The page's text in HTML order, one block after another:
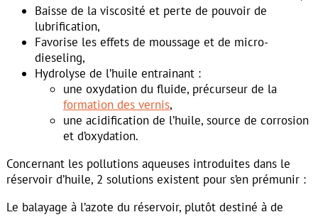
Baisse de la viscosité et perte de pouvoir de
lubrification,
Favorise les effets de moussage et de micro-
dieseling,
Hydrolyse de l’huile entrainant :
une oxydation du fluide, précurseur de la
formation des vernis,
une acidification de l’huile, source de corrosion
et d’oxydation.
Concernant les pollutions aqueuses introduites dans le
réservoir d’huile, 2 solutions existent pour s’en prémunir :
Le balayage à l’azote du réservoir, plutôt destiné à de